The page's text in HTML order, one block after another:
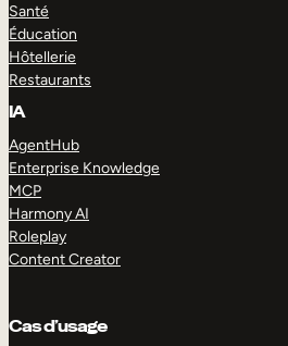
Santé
Éducation
Hôtellerie
Restaurants
IA
AgentHub
Enterprise Knowledge
MCP
Harmony AI
Roleplay
Content Creator
Cas d’usage